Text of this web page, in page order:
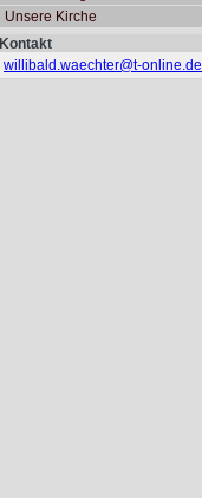
Unsere Kirche
Kontakt
willibald.waechter@t-online.de